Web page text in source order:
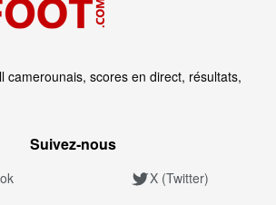
camerounais, scores en direct, résultats,
Suivez‑nous
X (Twitter)